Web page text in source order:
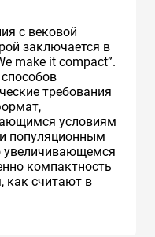
с вековой
заключается в
make it compact”.
требования
условиям
популяционным
увеличивающемся
компактность
как считают в